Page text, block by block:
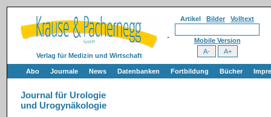
Verlag für Medizin und Wirtschaft
Artikel Bilder Volltext
Mobile Version
Abo Journale News Datenbanken Fortbildung Bücher
Journal für Urologie
und Urogynäkologie